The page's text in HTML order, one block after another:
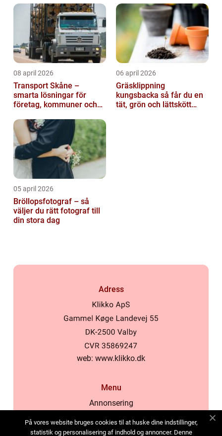
08 april 2026
Transport Skåne –
smarta lösningar för
företag, kommuner och
06 april 2026
Gräsklippning
kungsbacka så får du en
tät, grön och lättskött
05 april 2026
Bröllopsfotograf – så
väljer du rätt fotograf till
din stora dag
Adress
web: www.klikko.dk
Menu
Annonsering
Cookies
På vores website bruges cookies til at huske dine indstillinger,
statistik og personalisering af indhold og annoncer. Denne